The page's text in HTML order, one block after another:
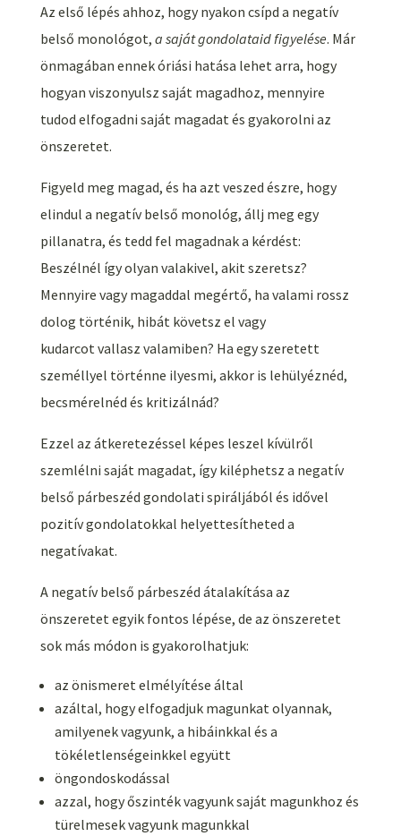
Az első lépés ahhoz, hogy nyakon csípd a negatív
belső monológot, a saját gondolataid figyelése. Már
önmagában ennek óriási hatása lehet arra, hogy
hogyan viszonyulsz saját magadhoz, mennyire
tudod elfogadni saját magadat és gyakorolni az
önszeretet.
Figyeld meg magad, és ha azt veszed észre, hogy
elindul a negatív belső monológ, állj meg egy
pillanatra, és tedd fel magadnak a kérdést:
Beszélnél így olyan valakivel, akit szeretsz?
Mennyire vagy magaddal megértő, ha valami rossz
dolog történik, hibát követsz el vagy
kudarcot vallasz valamiben? Ha egy szeretett
személlyel történne ilyesmi, akkor is lehülyéznéd,
becsmérelnéd és kritizálnád?
Ezzel az átkeretezéssel képes leszel kívülről
szemlélni saját magadat, így kiléphetsz a negatív
belső párbeszéd gondolati spiráljából és idővel
pozitív gondolatokkal helyettesítheted a
negatívakat.
A negatív belső párbeszéd átalakítása az
önszeretet egyik fontos lépése, de az önszeretet
sok más módon is gyakorolhatjuk:
az önismeret elmélyítése által
azáltal, hogy elfogadjuk magunkat olyannak,
amilyenek vagyunk, a hibáinkkal és a
tökéletlenségeinkkel együtt
öngondoskodással
azzal, hogy őszinték vagyunk saját magunkhoz és
türelmesek vagyunk magunkkal